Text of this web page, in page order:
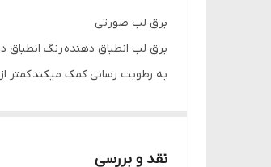
برق لب صورتی
به رطوبت رسانی کمک میکند کمتر از 5 دقیقه پس از استفاده ٬ رنگ برق لب با رنگ لب شما هماهنگ میشود.
نقد و بررسی